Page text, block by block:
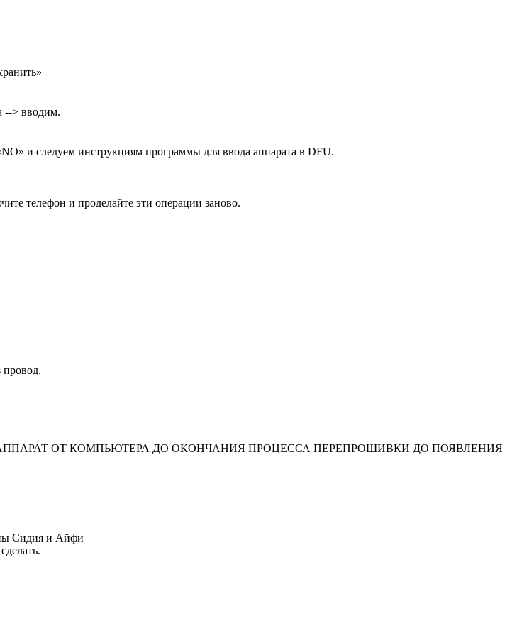
--> вводим.
и следуем инструкциям программы для ввода аппарата в DFU.
телефон и проделайте эти операции заново.
провод.
ОТ КОМПЬЮТЕРА ДО ОКОНЧАНИЯ ПРОЦЕССА ПЕРЕПРОШИВКИ ДО ПОЯВЛЕНИЯ
Сидия и Айфи